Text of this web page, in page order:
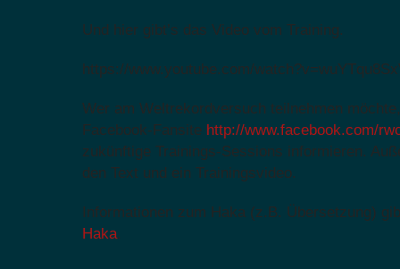
Und hier gibt’s das Video vom Training.
https://www.youtube.com/
Wer am Weltrekordversuch teilnehmen
Facebook-Fansite http://www.facebook.com/
zukünftige Trainings-Sessions informieren.
den Text und ein Trainingsvideo.
Informationen zum Haka (z.B. Übersetzung)
Haka.